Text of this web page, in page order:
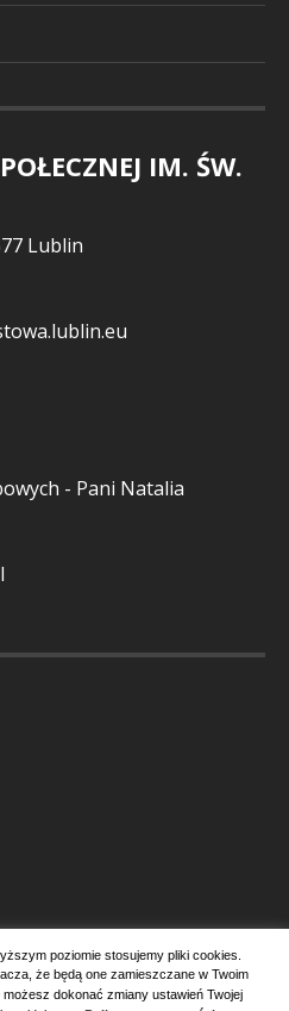
IM. ŚW.
Lublin
- Pani Natalia
poziomie stosujemy pliki cookies.
że będą one zamieszczane w Twoim
dokonać zmiany ustawień Twojej